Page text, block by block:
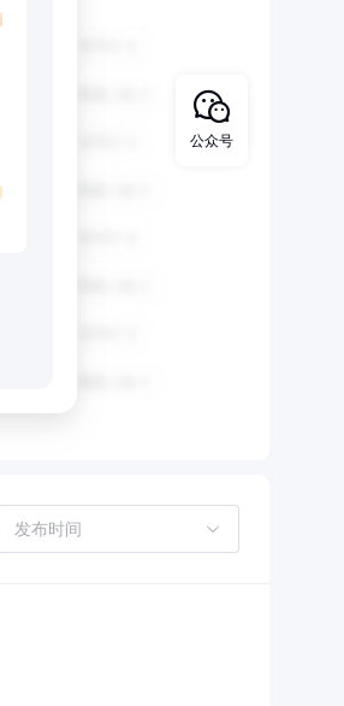
公众号